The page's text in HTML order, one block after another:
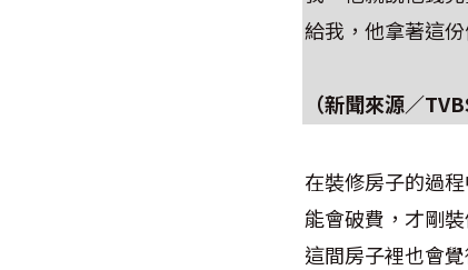
給我，他拿著這
（新聞來源／
在裝修房子的過
能會破費，才剛
這間房子裡也會